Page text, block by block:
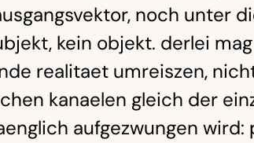
noch unter
kein objekt. derlei
realitaet umreiszen,
kanaelen gleich der
aufgezwungen wird: